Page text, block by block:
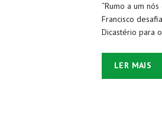
“Rumo a um
Francisco
Dicastério para
LER MAIS